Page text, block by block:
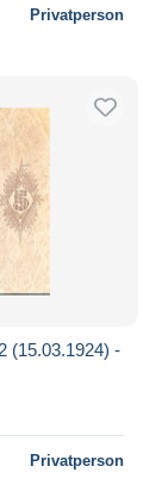
Privatperson
(15.03.1924) -
Privatperson